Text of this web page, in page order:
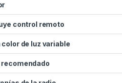
control remoto
color de luz variable
recomendado